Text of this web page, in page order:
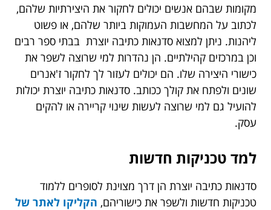
מקומות שבהם אנשים יכולים לחקור את היצירתיות שלהם,
לכתוב על המחשבות העמוקות ביותר שלהם, או פשוט
ליהנות. ניתן למצוא סדנאות כתיבה יוצרת בבתי ספר רבים
וכן במרכזים קהילתיים. הן נהדרות למי שרוצה לשפר את
כישורי היצירה שלו. הם יכולים לעזור לך לחקור ז'אנרים
שונים ולפתח את קולך ככותב. סדנאות כתיבה יוצרת יכולות
להועיל גם למי שרוצה לעשות שינוי קריירה או להקים
עסק.
למד טכניקות חדשות
סדנאות כתיבה יוצרת הן דרך מצוינת לסופרים ללמוד
טכניקות חדשות ולשפר את כישוריהם, הקליקו לאתר של